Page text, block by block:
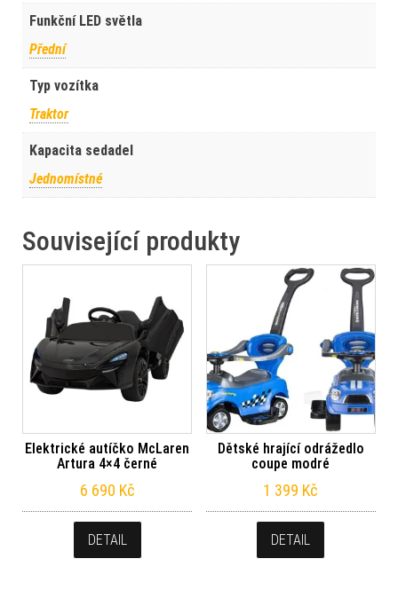
Funkční LED světla
Přední
Typ vozítka
Traktor
Kapacita sedadel
Jednomístné
Související produkty
Elektrické autíčko McLaren
Artura 4×4 černé
6 690 Kč
DETAIL
Dětské hrající odrážedlo
coupe modré
1 399 Kč
DETAIL